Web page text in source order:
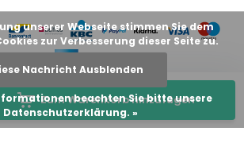
Zum Warenkorb hinzufügen
unserer Webseite stimmen Sie dem
zur Verbesserung dieser Seite zu.
Nachricht Ausblenden
beachten Sie bitte unsere
Datenschutzerklärung. »